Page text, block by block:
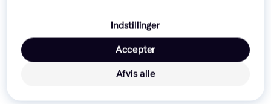
Trender
Indstillinger
Afvis alle
Accepter